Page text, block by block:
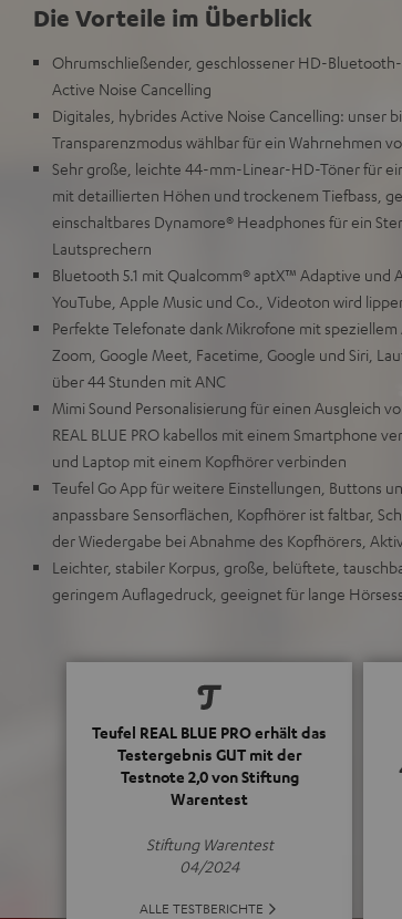
Die Vorteile im Überblick
Ohrumschließender, geschlossener HD-
Active Noise Cancelling
Digitales, hybrides Active Noise Cancelling: unser
Transparenzmodus wählbar für ein Wahrnehmen
Sehr große, leichte 44-mm-Linear-HD-Töner für
mit detaillierten Höhen und trockenem Tiefbass,
einschaltbares Dynamore® Headphones für ein
Lautsprechern
Bluetooth 5.1 mit Qualcomm® aptX™ Adaptive und
YouTube, Apple Music und Co., Videoton wird
Perfekte Telefonate dank Mikrofone mit
Zoom, Google Meet, Facetime, Google und Siri,
über 44 Stunden mit ANC
Mimi Sound Personalisierung für einen Ausgleich
REAL BLUE PRO kabellos mit einem Smartphone
und Laptop mit einem Kopfhörer verbinden
Teufel Go App für weitere Einstellungen, Buttons
anpassbare Sensorflächen, Kopfhörer ist faltbar,
der Wiedergabe bei Abnahme des Kopfhörers,
Leichter, stabiler Korpus, große, belüftete,
geringem Auflagedruck, geeignet für lange
Teufel REAL BLUE PRO erhält das
Testergebnis GUT mit der
Testnote 2,0 von Stiftung
Warentest
Stiftung Warentest
04/2024
ALLE TESTBERICHTE